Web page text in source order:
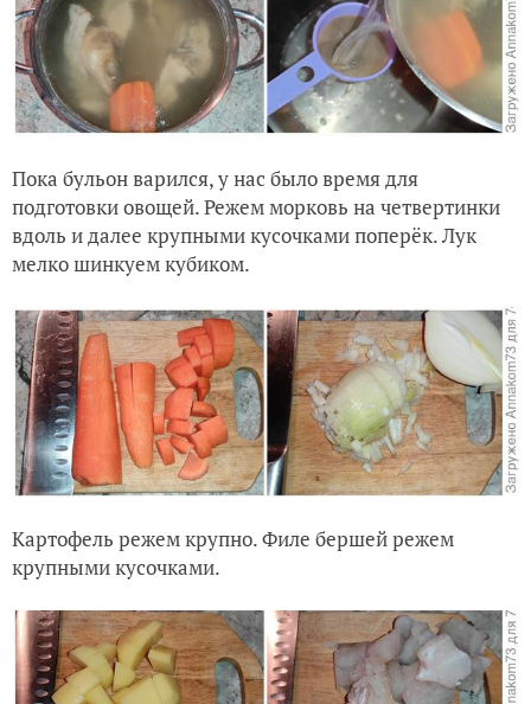
Пока бульон варился, у нас было время для
подготовки овощей. Режем морковь на четвертинки
вдоль и далее крупными кусочками поперёк. Лук
мелко шинкуем кубиком.
Картофель режем крупно. Филе бершей режем
крупными кусочками.